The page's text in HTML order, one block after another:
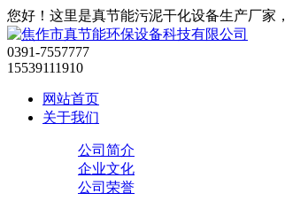
您好！这里是真节能污泥干化设备生产厂家
0391-7557777
15539111910
网站首页
关于我们
公司简介
企业文化
公司荣誉